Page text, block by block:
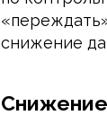
снижение